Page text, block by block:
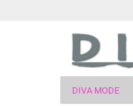
DIVA MODE